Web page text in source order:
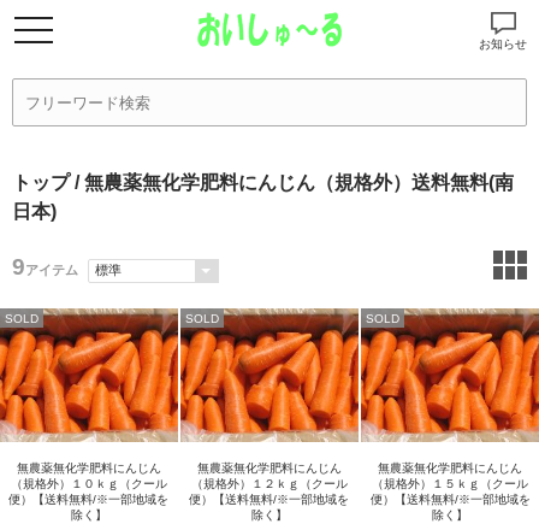
お知らせ
トップ/ 無農薬無化学肥料にんじん（規格外）送料無料(南
日本)
9アイテム
SOLD
無農薬無化学肥料にんじん
（規格外）１０ｋｇ（クール
便）【送料無料/※一部地域を
除く】
SOLD
無農薬無化学肥料にんじん
（規格外）１２ｋｇ（クール
便）【送料無料/※一部地域を
除く】
SOLD
無農薬無化学肥料にんじん
（規格外）１５ｋｇ（クール
便）【送料無料/※一部地域を
除く】